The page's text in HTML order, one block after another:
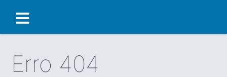
Erro 404